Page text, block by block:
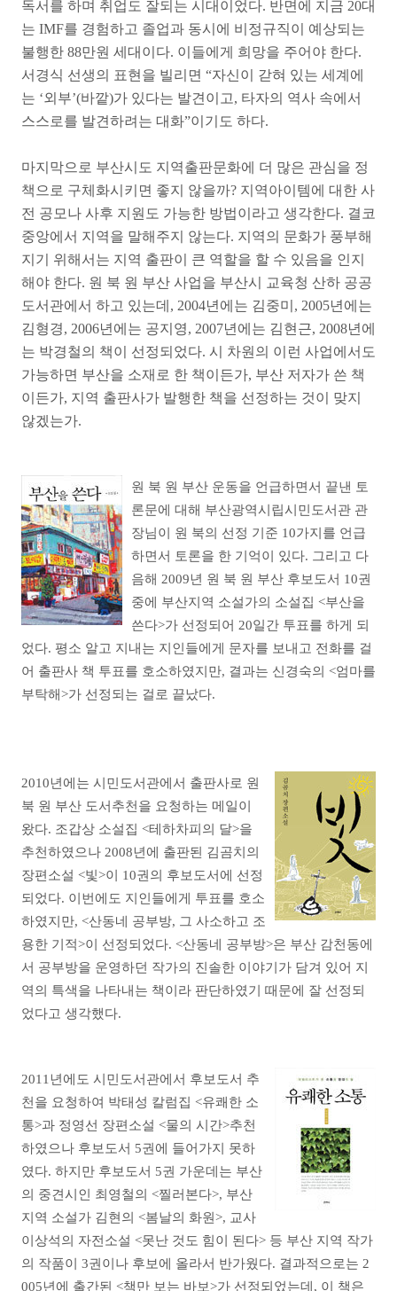
독서를 하며 취업도 잘되는 시대이었다. 반면에 지금 20대
는 IMF를 경험하고 졸업과 동시에 비정규직이 예상되는
불행한 88만원 세대이다. 이들에게 희망을 주어야 한다.
서경식 선생의 표현을 빌리면 “자신이 갇혀 있는 세계에
는 ‘외부’(바깥)가 있다는 발견이고, 타자의 역사 속에서
스스로를 발견하려는 대화”이기도 하다.
마지막으로 부산시도 지역출판문화에 더 많은 관심을 정
책으로 구체화시키면 좋지 않을까? 지역아이템에 대한 사
전 공모나 사후 지원도 가능한 방법이라고 생각한다. 결코
중앙에서 지역을 말해주지 않는다. 지역의 문화가 풍부해
지기 위해서는 지역 출판이 큰 역할을 할 수 있음을 인지
해야 한다. 원 북 원 부산 사업을 부산시 교육청 산하 공공
도서관에서 하고 있는데, 2004년에는 김중미, 2005년에는
김형경, 2006년에는 공지영, 2007년에는 김현근, 2008년에
는 박경철의 책이 선정되었다. 시 차원의 이런 사업에서도
가능하면 부산을 소재로 한 책이든가, 부산 저자가 쓴 책
이든가, 지역 출판사가 발행한 책을 선정하는 것이 맞지
않겠는가.
원 북 원 부산 운동을 언급하면서 끝낸 토
론문에 대해 부산광역시립시민도서관 관
장님이 원 북의 선정 기준 10가지를 언급
하면서 토론을 한 기억이 있다. 그리고 다
음해 2009년 원 북 원 부산 후보도서 10권
중에 부산지역 소설가의 소설집 <부산을
쓴다>가 선정되어 20일간 투표를 하게 되
었다. 평소 알고 지내는 지인들에게 문자를 보내고 전화를 걸
어 출판사 책 투표를 호소하였지만, 결과는 신경숙의 <엄마를
부탁해>가 선정되는 걸로 끝났다.
2010년에는 시민도서관에서 출판사로 원
북 원 부산 도서추천을 요청하는 메일이
왔다. 조갑상 소설집 <테하차피의 달>을
추천하였으나 2008년에 출판된 김곰치의
장편소설 <빛>이 10권의 후보도서에 선정
되었다. 이번에도 지인들에게 투표를 호소
하였지만, <산동네 공부방, 그 사소하고 조
용한 기적>이 선정되었다. <산동네 공부방>은 부산 감천동에
서 공부방을 운영하던 작가의 진솔한 이야기가 담겨 있어 지
역의 특색을 나타내는 책이라 판단하였기 때문에 잘 선정되
었다고 생각했다.
2011년에도 시민도서관에서 후보도서 추
천을 요청하여 박태성 칼럼집 <유쾌한 소
통>과 정영선 장편소설 <물의 시간>추천
하였으나 후보도서 5권에 들어가지 못하
였다. 하지만 후보도서 5권 가운데는 부산
의 중견시인 최영철의 <찔러본다>, 부산
지역 소설가 김현의 <봄날의 화원>, 교사
이상석의 자전소설 <못난 것도 힘이 된다> 등 부산 지역 작가
의 작품이 3권이나 후보에 올라서 반가웠다. 결과적으로는 2
005년에 출간된 <책만 보는 바보>가 선정되었는데, 이 책은